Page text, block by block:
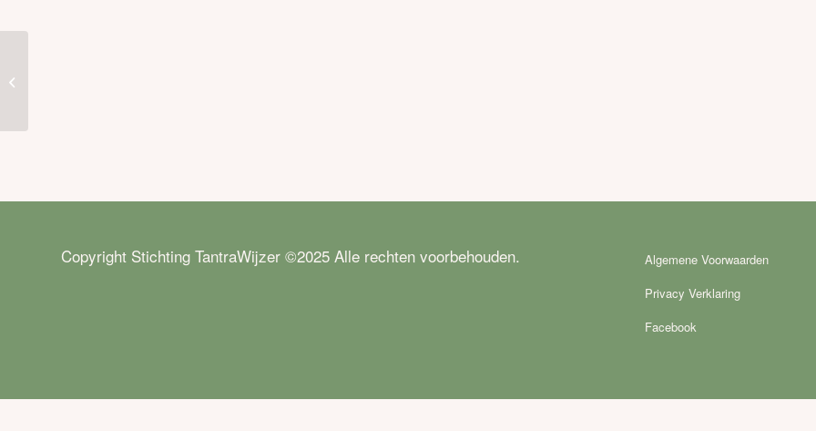
Copyright Stichting TantraWijzer ©2025 Alle rechten voorbehouden.
Algemene Voorwaarden
Privacy Verklaring
Facebook